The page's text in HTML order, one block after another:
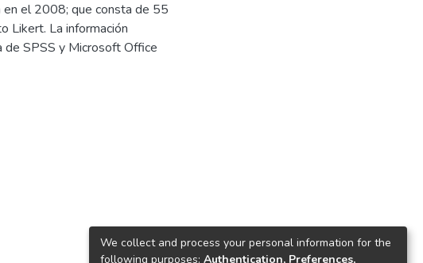
en el 2008; que consta de 55
Likert. La información
SPSS y Microsoft Office
We collect and process your personal information for the
following purposes: Authentication, Preferences,